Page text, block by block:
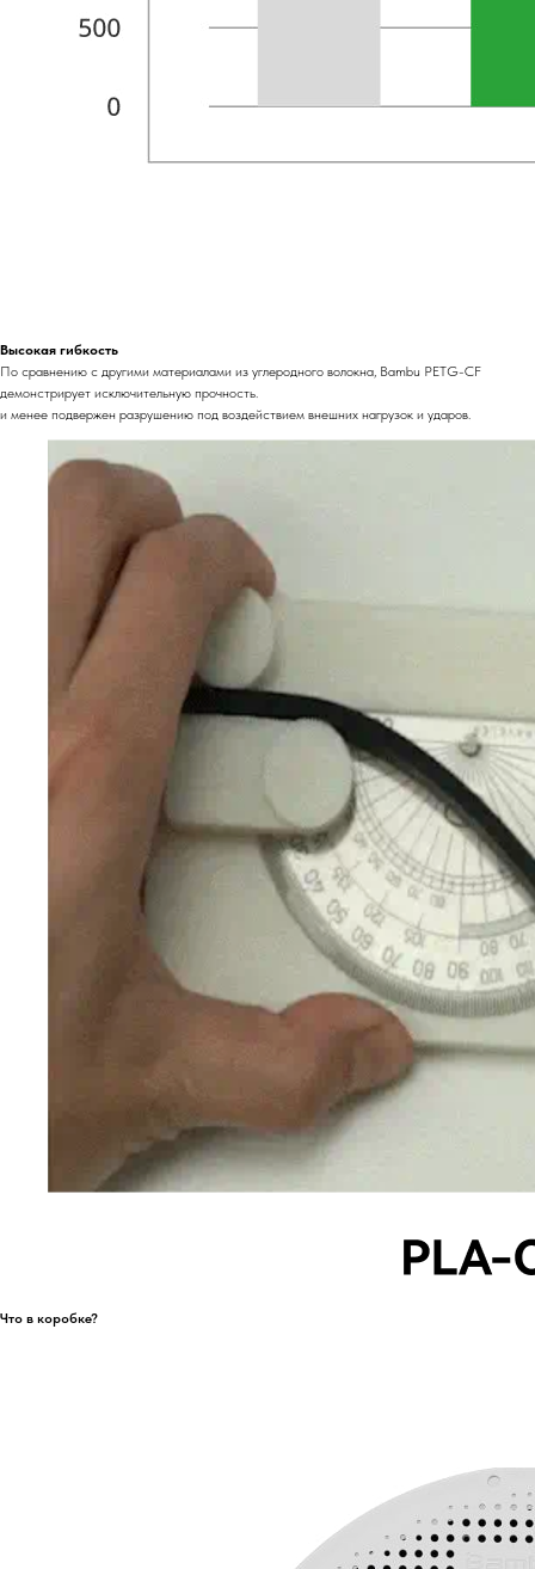
Высокая гибкость
По сравнению с другими материалами из углеродного волокна, Bambu PETG-CF
демонстрирует исключительную прочность.
и менее подвержен разрушению под воздействием внешних нагрузок и ударов.
Что в коробке?